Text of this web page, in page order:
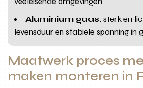
Aluminium gaas: sterk en
levensduur en stabiele spanning in
Maatwerk proces
maken monteren in